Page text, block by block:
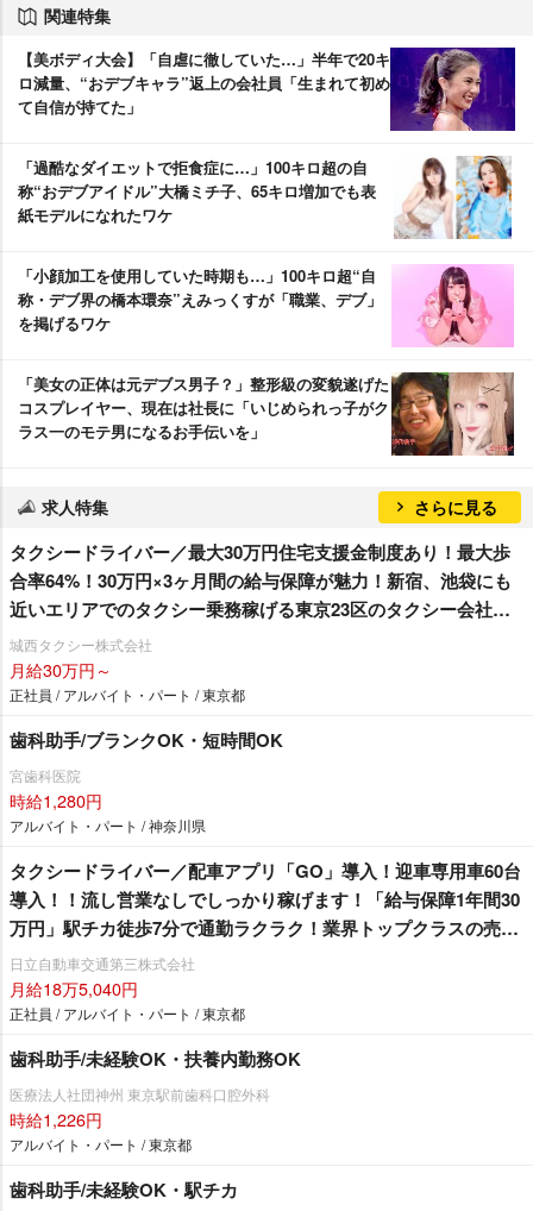
関連特集
【美ボディ大会】「自虐に徹していた…」半年で20キ
ロ減量、“おデブキャラ”返上の会社員「生まれて初め
て自信が持てた」
「過酷なダイエットで拒食症に…」100キロ超の自
称“おデブアイドル”大橋ミチ子、65キロ増加でも表
紙モデルになれたワケ
「小顔加工を使用していた時期も…」100キロ超“自
称・デブ界の橋本環奈”えみっくすが「職業、デブ」
を掲げるワケ
「美女の正体は元デブス男子？」整形級の変貌遂げた
コスプレイヤー、現在は社長に「いじめられっ子がク
ラス一のモテ男になるお手伝いを」
求人特集 さらに見る
タクシードライバー／最大30万円住宅支援金制度あり！最大歩
合率64%！30万円×3ヶ月間の給与保障が魅力！新宿、池袋にも
近いエリアでのタクシー乗務稼げる東京23区のタクシー会社で
働きませんか？
城西タクシー株式会社
月給30万円～
正社員 / アルバイト・パート / 東京都
歯科助手/ブランクOK・短時間OK
宮歯科医院
時給1,280円
アルバイト・パート / 神奈川県
タクシードライバー／配車アプリ「GO」導入！迎車専用車60台
導入！！流し営業なしでしっかり稼げます！「給与保障1年間30
万円」駅チカ徒歩7分で通勤ラクラク！業界トップクラスの売上
を誇る日本交通グループ加盟の日立自動車交通です！未経験で
も安心！充実した教育制度！最大20万円生活支援金制度導入2駅
利用可能でアクセス抜群！
日立自動車交通第三株式会社
月給18万5,040円
正社員 / アルバイト・パート / 東京都
歯科助手/未経験OK・扶養内勤務OK
医療法人社団神州 東京駅前歯科口腔外科
時給1,226円
アルバイト・パート / 東京都
歯科助手/未経験OK・駅チカ